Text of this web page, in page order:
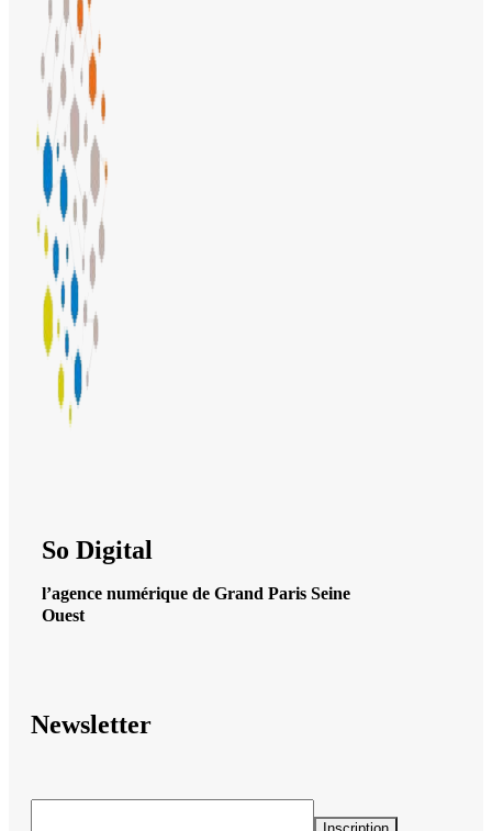
So Digital
l’agence numérique de Grand Paris Seine
Ouest
Newsletter